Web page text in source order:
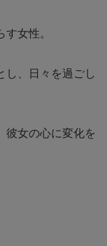
女性。
し、日々を過ごし
彼女の心に変化を